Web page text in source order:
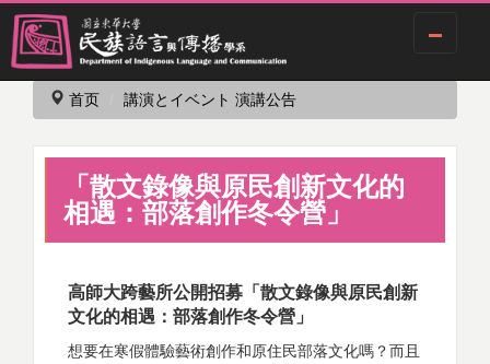
首页 講演とイベント 演講公告
「散文錄像與原民創新文化的
相遇：部落創作冬令營」
高師大跨藝所公開招募「散文錄像與原民創新
文化的相遇：部落創作冬令營」
想要在寒假體驗藝術創作和原住民部落文化嗎？而且